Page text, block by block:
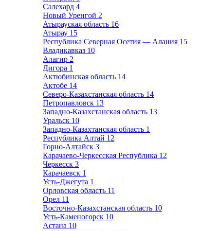
Салехард 4
Новый Уренгой 2
Атырауская область 16
Атырау 15
Республика Северная Осетия — Алания 15
Владикавказ 10
Алагир 2
Дигора 1
Актюбинская область 14
Актобе 14
Северо-Казахстанская область 14
Петропавловск 13
Западно-Казахстанская область 13
Уральск 10
Западно-Казахтанская область 1
Республика Алтай 12
Горно-Алтайск 3
Карачаево-Черкесская Республика 12
Черкесск 3
Карачаевск 1
Усть-Джегута 1
Орловская область 11
Орел 11
Восточно-Казахстанская область 10
Усть-Каменогорск 10
Астана 10